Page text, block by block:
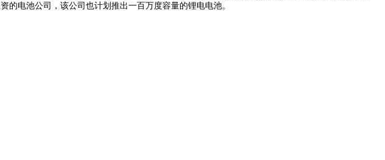
电池公司，该公司也计划推出一百万度容量的锂电电池。